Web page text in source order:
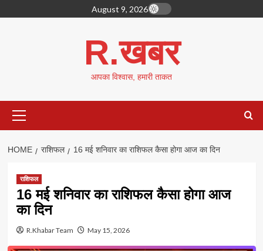
to
August 9, 2026
R.खबर
आपका विश्वास, हमारी ताकत
Menu
HOME राशिफल 16 मई शनिवार का राशिफल कैसा होगा आज का दिन
राशिफल
16 मई शनिवार का राशिफल कैसा होगा आज
का दिन
R.Khabar Team May 15, 2026